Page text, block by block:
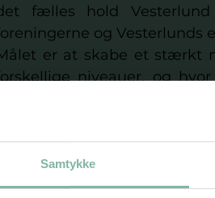
Samtykke
fælles hold
og Vesterlunds
er at skabe et stærkt
niveauer, og
Samarbejdet har et
Styrkelse af det